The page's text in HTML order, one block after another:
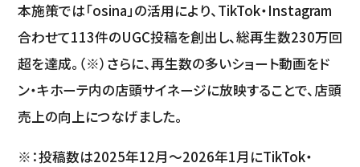
本施策では「osina」の活用により、TikTok・Instagram
合わせて113件のUGC投稿を創出し、総再生数230万回
超を達成。（※）さらに、再生数の多いショート動画をド
ン・キホーテ内の店頭サイネージに放映することで、店頭
売上の向上につなげました。
※：投稿数は2025年12月〜2026年1月にTikTok・